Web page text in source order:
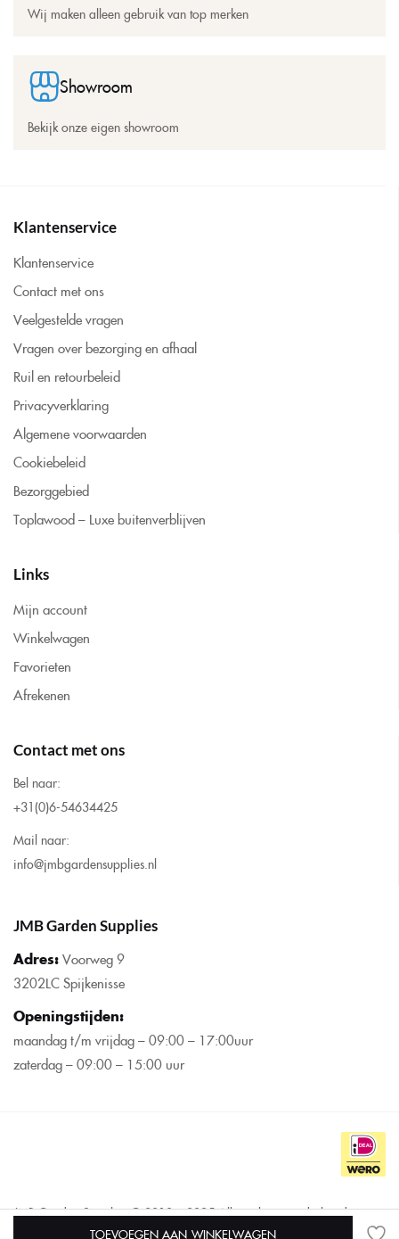
TOEVOEGEN AAN WINKELWAGEN
Wij maken alleen gebruik van top merken
Showroom
Bekijk onze eigen showroom
Klantenservice
Klantenservice
Contact met ons
Veelgestelde vragen
Vragen over bezorging en afhaal
Ruil en retourbeleid
Privacyverklaring
Algemene voorwaarden
Cookiebeleid
Bezorggebied
Toplawood – Luxe buitenverblijven
Links
Mijn account
Winkelwagen
Favorieten
Afrekenen
Contact met ons
Bel naar:
+31(0)6-54634425
Mail naar:
info@jmbgardensupplies.nl
JMB Garden Supplies
Adres:Voorweg 9
3202LC Spijkenisse
Openingstijden:
maandag t/m vrijdag – 09:00 – 17:00uur
zaterdag – 09:00 – 15:00 uur
JMB Garden Supplies © 2010 – 2025 Alle rechten voorbehouden
Deze website is ontwikkeld door: Designing Is Art